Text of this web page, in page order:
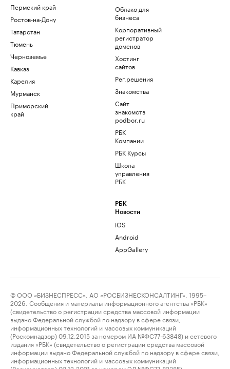
Пермский край
Ростов-на-Дону
Татарстан
Тюмень
Черноземье
Кавказ
Карелия
Мурманск
Приморский
край
Облако для
бизнеса
Корпоративный
регистратор
доменов
Хостинг
сайтов
Рег.решения
Знакомства
Сайт
знакомств
podbor.ru
РБК
Компании
РБК Курсы
Школа
управления
РБК
РБК
Новости
iOS
Android
AppGallery
© ООО «БИЗНЕСПРЕСС», АО «РОСБИЗНЕСКОНСАЛТИНГ», 1995–
2026. Сообщения и материалы информационного агентства «РБК»
(свидетельство о регистрации средства массовой информации
выдано Федеральной службой по надзору в сфере связи,
информационных технологий и массовых коммуникаций
(Роскомнадзор) 09.12.2015 за номером ИА №ФС77-63848) и сетевого
издания «РБК» (свидетельство о регистрации средства массовой
информации выдано Федеральной службой по надзору в сфере связи,
информационных технологий и массовых коммуникаций